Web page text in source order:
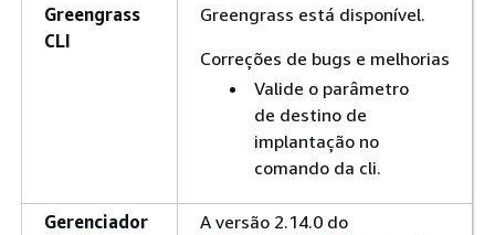
Greengrass
CLI
Greengrass está disponível.
Correções de bugs e melhorias
Valide o parâmetro
de destino de
implantação no
comando da cli.
Gerenciador
A versão 2.14.0 do